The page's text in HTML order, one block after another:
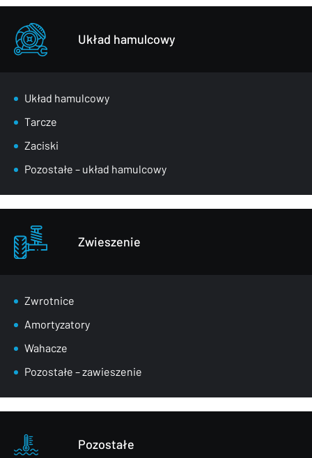
Układ hamulcowy
Układ hamulcowy
Tarcze
Zaciski
Pozostałe – układ hamulcowy
Zwieszenie
Zwrotnice
Amortyzatory
Wahacze
Pozostałe – zawieszenie
Pozostałe